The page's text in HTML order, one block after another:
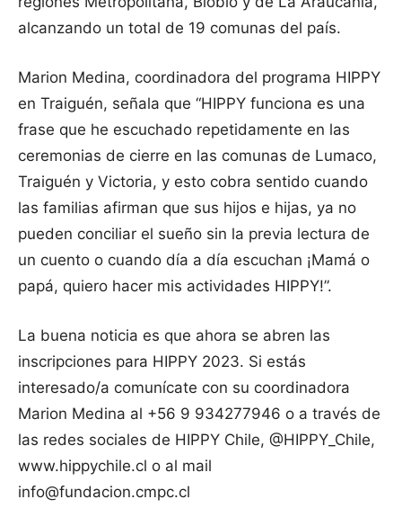
alcanzando un total de 19 comunas del país.
Marion Medina, coordinadora del programa HIPPY
en Traiguén, señala que “HIPPY funciona es una
frase que he escuchado repetidamente en las
ceremonias de cierre en las comunas de Lumaco,
Traiguén y Victoria, y esto cobra sentido cuando
las familias afirman que sus hijos e hijas, ya no
pueden conciliar el sueño sin la previa lectura de
un cuento o cuando día a día escuchan ¡Mamá o
papá, quiero hacer mis actividades HIPPY!”.
La buena noticia es que ahora se abren las
inscripciones para HIPPY 2023. Si estás
interesado/a comunícate con su coordinadora
Marion Medina al +56 9 934277946 o a través de
las redes sociales de HIPPY Chile, @HIPPY_Chile,
www.hippychile.cl o al mail
info@fundacion.cmpc.cl